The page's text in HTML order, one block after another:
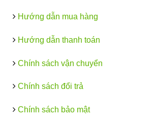
Hướng dẫn mua hàng
Hướng dẫn thanh toán
Chính sách vận chuyển
Chính sách đổi trả
Chính sách bảo mật